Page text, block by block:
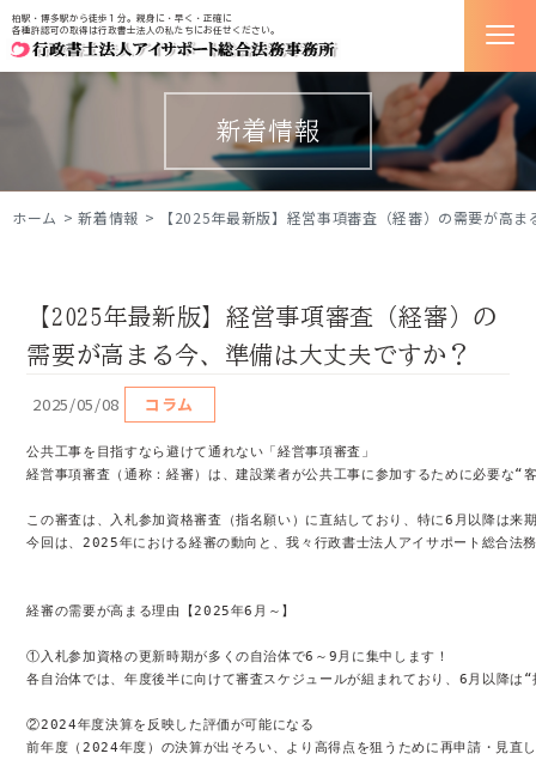
柏駅・博多駅から徒歩１分。親身に・早く・正確に
各種許認可の取得は行政書士法人の私たちにお任せください。
新着情報
ホーム 新着情報 【2025年最新版】経営事項審査（経審）の需要が高
【2025年最新版】経営事項審査（経審）の
需要が高まる今、準備は大丈夫ですか？
2025/05/08 コラム
公共工事を目指すなら避けて通れない「経営事項審査」
経営事項審査（通称：経審）は、建設業者が公共工事に参加するために必要な“
この審査は、入札参加資格審査（指名願い）に直結しており、特に6月以降は来
今回は、2025年における経審の動向と、我々行政書士法人アイサポート総合法
経審の需要が高まる理由【2025年6月～】
①入札参加資格の更新時期が多くの自治体で6～9月に集中します！
各自治体では、年度後半に向けて審査スケジュールが組まれており、6月以降は
②2024年度決算を反映した評価が可能になる
前年度（2024年度）の決算が出そろい、より高得点を狙うために再申請・見直